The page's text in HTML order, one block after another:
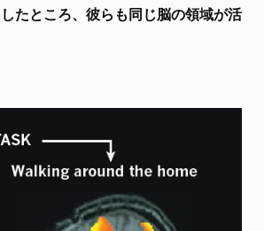
たところ、彼らも同じ脳の領域が活